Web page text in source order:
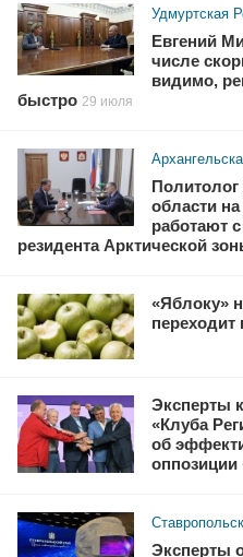
Удмуртская
Евгений
числе
видимо,
быстро 29 июля
области
работают
резидента Арктической
«Яблоку»
переходит
Эксперты
«Клуба
об
Эксперты